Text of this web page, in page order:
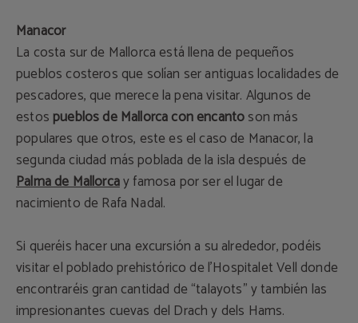
Manacor
La costa sur de Mallorca está llena de pequeños
pueblos costeros que solían ser antiguas localidades de
pescadores, que merece la pena visitar. Algunos de
estospueblos de Mallorca con encantoson más
populares que otros, este es el caso de Manacor, la
segunda ciudad más poblada de la isla después de
Palma de Mallorcay famosa por ser el lugar de
nacimiento de Rafa Nadal.
Si queréis hacer una excursión a su alrededor, podéis
visitar el poblado prehistórico de l’Hospitalet Vell donde
encontraréis gran cantidad de “talayots” y también las
impresionantes cuevas del Drach y dels Hams.